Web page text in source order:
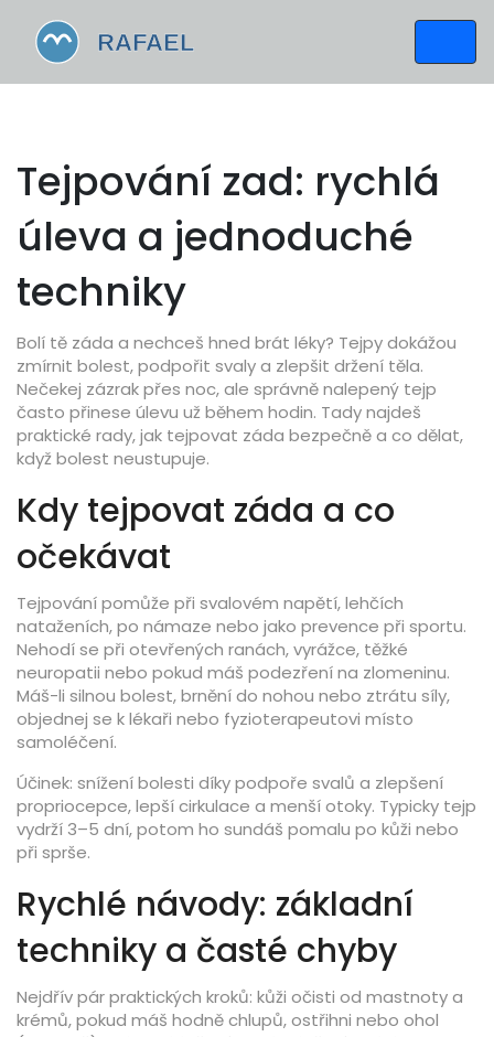
Tejpování zad: rychlá
úleva a jednoduché
techniky
Bolí tě záda a nechceš hned brát léky? Tejpy dokážou
zmírnit bolest, podpořit svaly a zlepšit držení těla.
Nečekej zázrak přes noc, ale správně nalepený tejp
často přinese úlevu už během hodin. Tady najdeš
praktické rady, jak tejpovat záda bezpečně a co dělat,
když bolest neustupuje.
Kdy tejpovat záda a co
očekávat
Tejpování pomůže při svalovém napětí, lehčích
nataženích, po námaze nebo jako prevence při sportu.
Nehodí se při otevřených ranách, vyrážce, těžké
neuropatii nebo pokud máš podezření na zlomeninu.
Máš-li silnou bolest, brnění do nohou nebo ztrátu síly,
objednej se k lékaři nebo fyzioterapeutovi místo
samoléčení.
Účinek: snížení bolesti díky podpoře svalů a zlepšení
propriocepce, lepší cirkulace a menší otoky. Typicky tejp
vydrží 3–5 dní, potom ho sundáš pomalu po kůži nebo
při sprše.
Rychlé návody: základní
techniky a časté chyby
Nejdřív pár praktických kroků: kůži očisti od mastnoty a
krémů, pokud máš hodně chlupů, ostřihni nebo ohol